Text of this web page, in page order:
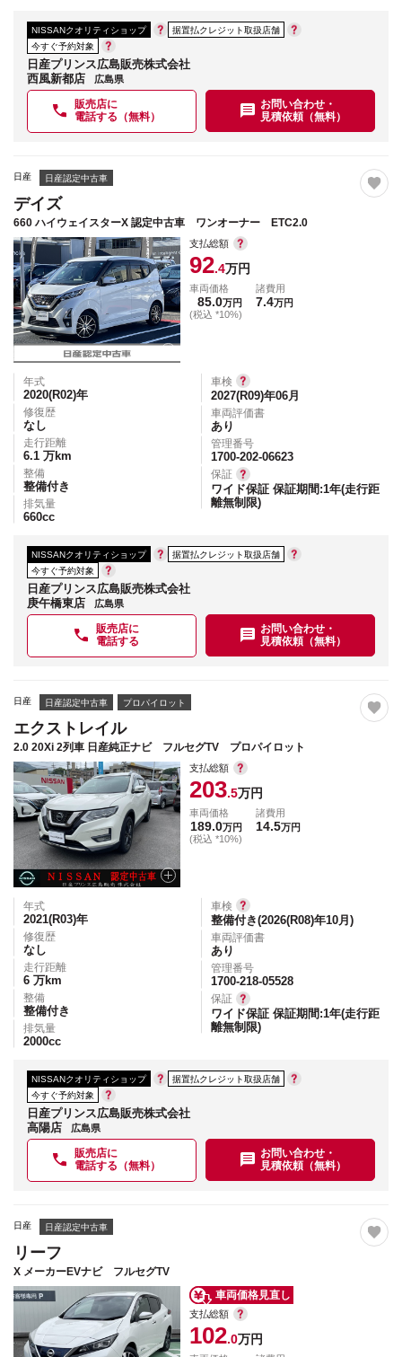
NISSANクオリティショップ
据置払クレジット取扱店舗
今すぐ予約対象
日産プリンス広島販売株式会社
西風新都店
広島県
販売店に
電話する（無料）
お問い合わせ・
見積依頼（無料）
日産 日産認定中古車
デイズ
660 ハイウェイスターX 認定中古車 ワンオーナー ETC2.0
支払総額
92.4万円
車両価格
85.0万円
(税込 *10%)
諸費用
7.4万円
年式
2020(R02)年
修復歴
なし
走行距離
6.1 万km
整備
整備付き
排気量
660cc
車検
2027(R09)年06月
車両評価書
あり
管理番号
1700-202-06623
保証
ワイド保証 保証期間:1年(走行距
離無制限)
NISSANクオリティショップ
据置払クレジット取扱店舗
今すぐ予約対象
日産プリンス広島販売株式会社
庚午橋東店
広島県
販売店に
電話する
お問い合わせ・
見積依頼（無料）
日産 日産認定中古車 プロパイロット
エクストレイル
2.0 20Xi 2列車 日産純正ナビ フルセグTV プロパイロット
支払総額
203.5万円
車両価格
189.0万円
(税込 *10%)
諸費用
14.5万円
年式
2021(R03)年
修復歴
なし
走行距離
6 万km
整備
整備付き
排気量
2000cc
車検
整備付き(2026(R08)年10月)
車両評価書
あり
管理番号
1700-218-05528
保証
ワイド保証 保証期間:1年(走行距
離無制限)
NISSANクオリティショップ
据置払クレジット取扱店舗
今すぐ予約対象
日産プリンス広島販売株式会社
高陽店
広島県
販売店に
電話する（無料）
お問い合わせ・
見積依頼（無料）
日産 日産認定中古車
リーフ
X メーカーEVナビ フルセグTV
車両価格見直し
支払総額
102.0万円